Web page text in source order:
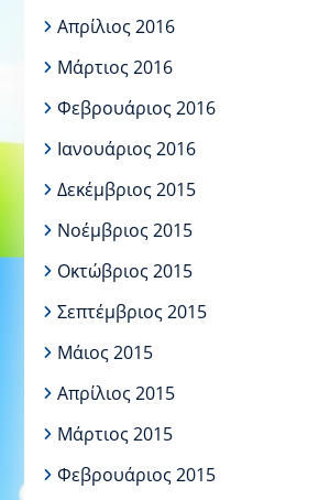
Απρίλιος 2016
Μάρτιος 2016
Φεβρουάριος 2016
Ιανουάριος 2016
Δεκέμβριος 2015
Νοέμβριος 2015
Οκτώβριος 2015
Σεπτέμβριος 2015
Μάιος 2015
Απρίλιος 2015
Μάρτιος 2015
Φεβρουάριος 2015